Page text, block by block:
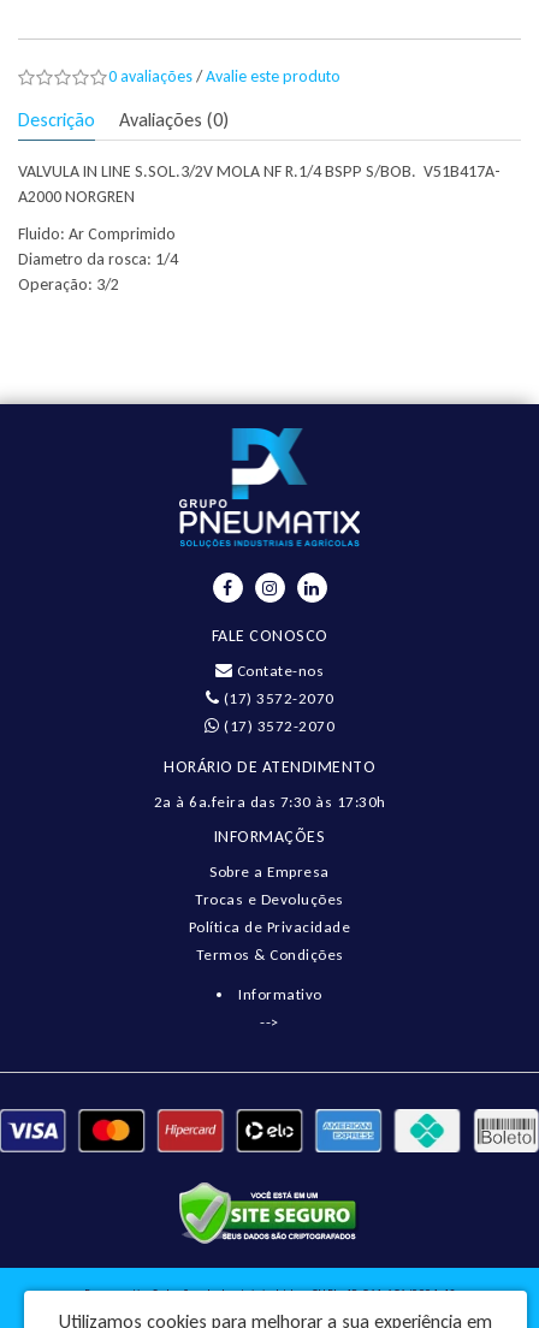
0 avaliações/Avalie este produto
Descrição Avaliações (0)
VALVULA IN LINE S.SOL.3/2V MOLA NF R.1/4 BSPP S/BOB. V51B417A-
A2000 NORGREN
Fluido: Ar Comprimido
Diametro da rosca: 1/4
Operação: 3/2
FALE CONOSCO
Contate-nos
(17) 3572-2070
(17) 3572-2070
HORÁRIO DE ATENDIMENTO
2a à 6a.feira das 7:30 às 17:30h
INFORMAÇÕES
Sobre a Empresa
Trocas e Devoluções
Política de Privacidade
Termos & Condições
Informativo
-->
Pneumatix Soluções Industriais Ltda - CNPJ: 18.561.656/0001-49
Rua Engenheiro Balduino, 73 - Centro - Pindorama / SP - CEP: 15830-045
Utilizamos cookies para melhorar a sua experiência em